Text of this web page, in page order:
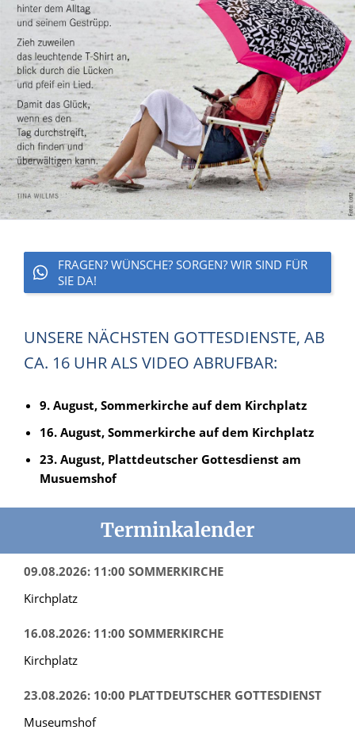
FRAGEN? WÜNSCHE? SORGEN? WIR SIND FÜR
SIE DA!
UNSERE NÄCHSTEN GOTTESDIENSTE, AB
CA. 16 UHR ALS VIDEO ABRUFBAR:
9. August, Sommerkirche auf dem Kirchplatz
16. August, Sommerkirche auf dem Kirchplatz
23. August, Plattdeutscher Gottesdienst am
Musuemshof
Terminkalender
09.08.2026: 11:00 SOMMERKIRCHE
Kirchplatz
16.08.2026: 11:00 SOMMERKIRCHE
Kirchplatz
23.08.2026: 10:00 PLATTDEUTSCHER GOTTESDIENST
Museumshof